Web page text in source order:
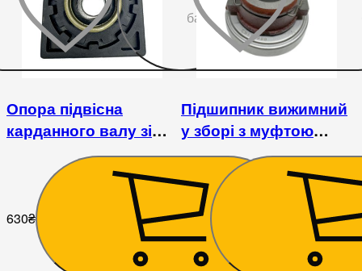
бажаного
Опора підвісна
карданного валу зі
скобою Foton 1043-1,
JAC 1020, JAC 1045
630₴
Підшипник вижимний
у зборі з муфтою
Foton 1043
630₴